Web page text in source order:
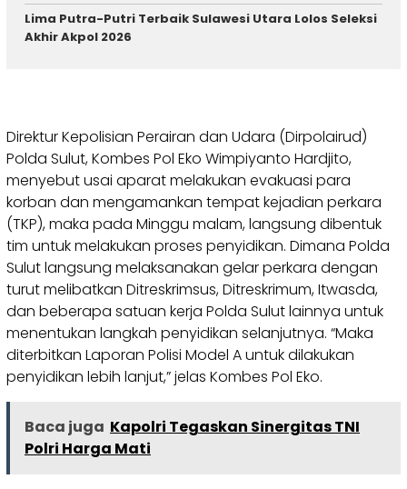
Lima Putra-Putri Terbaik Sulawesi Utara Lolos Seleksi
Akhir Akpol 2026
Direktur Kepolisian Perairan dan Udara (Dirpolairud)
Polda Sulut, Kombes Pol Eko Wimpiyanto Hardjito,
menyebut usai aparat melakukan evakuasi para
korban dan mengamankan tempat kejadian perkara
(TKP), maka pada Minggu malam, langsung dibentuk
tim untuk melakukan proses penyidikan. Dimana Polda
Sulut langsung melaksanakan gelar perkara dengan
turut melibatkan Ditreskrimsus, Ditreskrimum, Itwasda,
dan beberapa satuan kerja Polda Sulut lainnya untuk
menentukan langkah penyidikan selanjutnya. “Maka
diterbitkan Laporan Polisi Model A untuk dilakukan
penyidikan lebih lanjut,” jelas Kombes Pol Eko.
Baca juga Kapolri Tegaskan Sinergitas TNI
Polri Harga Mati